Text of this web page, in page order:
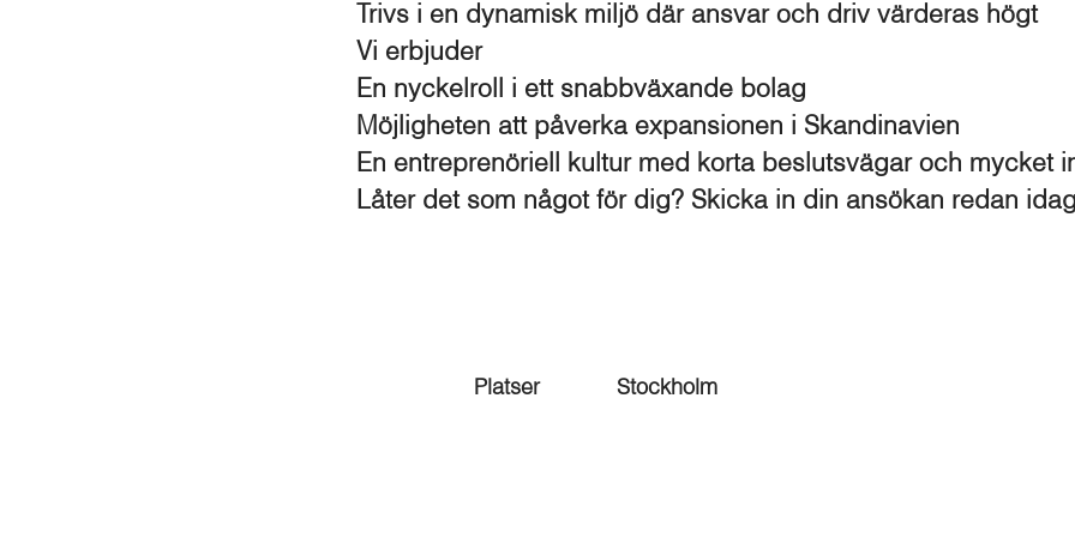
Trivs i en dynamisk miljö där ansvar och driv värderas högt
Vi erbjuder
En nyckelroll i ett snabbväxande bolag
Möjligheten att påverka expansionen i Skandinavien
En entreprenöriell kultur med korta beslutsvägar och mycket
Låter det som något för dig? Skicka in din ansökan redan
Platser Stockholm